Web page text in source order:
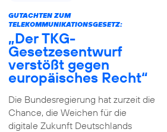
GUTACHTEN ZUM
TELEKOMMUNIKATIONSGESETZ:
„Der TKG-
Gesetzesentwurf
verstößt gegen
europäisches Recht“
Die Bundesregierung hat zurzeit die
Chance, die Weichen für die
digitale Zukunft Deutschlands